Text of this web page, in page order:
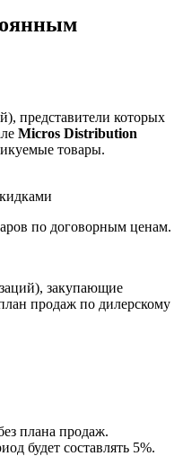
представители которых
Micros Distribution
товары.
по договорным ценам.
закупающие
продаж по дилерскому
плана продаж.
будет составлять 5%.